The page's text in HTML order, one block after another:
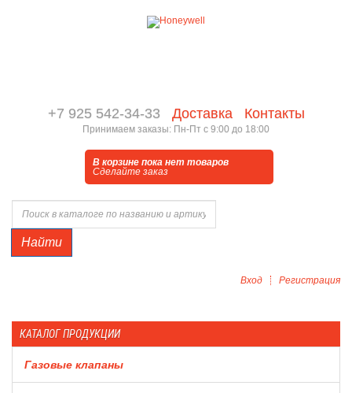
+7 925 542-34-33 Доставка Контакты
Принимаем заказы: Пн-Пт с 9:00 до 18:00
В корзине пока нет товаров
Сделайте заказ
Найти
Вход Регистрация
КАТАЛОГ ПРОДУКЦИИ
Газовые клапаны